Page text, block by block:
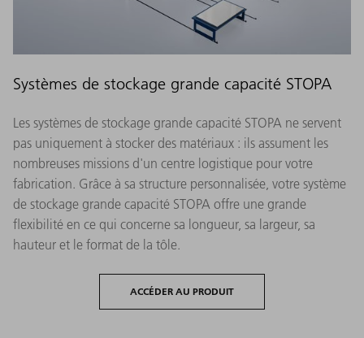
Systèmes de stockage grande capacité STOPA
Les systèmes de stockage grande capacité STOPA ne servent
pas uniquement à stocker des matériaux : ils assument les
nombreuses missions d'un centre logistique pour votre
fabrication. Grâce à sa structure personnalisée, votre système
de stockage grande capacité STOPA offre une grande
flexibilité en ce qui concerne sa longueur, sa largeur, sa
hauteur et le format de la tôle.
ACCÉDER AU PRODUIT